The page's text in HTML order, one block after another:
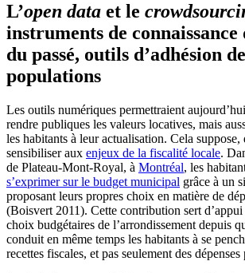
L’open data et le
instruments de connaissance
du passé, outils d’adhésion
populations
Les outils numériques permettraient
rendre publiques les valeurs locatives, mais
les habitants à leur actualisation. Cela suppose,
sensibiliser aux enjeux de la fiscalité locale.
de Plateau-Mont-Royal, à Montréal, les
s’exprimer sur le budget municipal grâce à un
proposant leurs propres choix en matière de
(Boisvert 2011). Cette contribution sert d’appui
choix budgétaires de l’arrondissement depuis
conduit en même temps les habitants à se
recettes fiscales, et pas seulement des